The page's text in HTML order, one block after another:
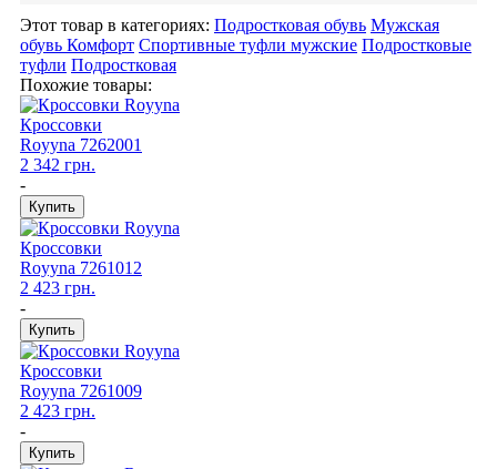
Этот товар в категориях: Подростковая обувь Мужская
обувь Комфорт Спортивные туфли мужские Подростковые
туфли Подростковая
Похожие товары:
Кроссовки
Royyna 7262001
2 342 грн.
-
Кроссовки
Royyna 7261012
2 423 грн.
-
Кроссовки
Royyna 7261009
2 423 грн.
-